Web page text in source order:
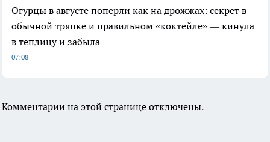
Огурцы в августе поперли как на дрожжах: секрет в
обычной тряпке и правильном «коктейле» — кинула
в теплицу и забыла
07:08
Комментарии на этой странице отключены.